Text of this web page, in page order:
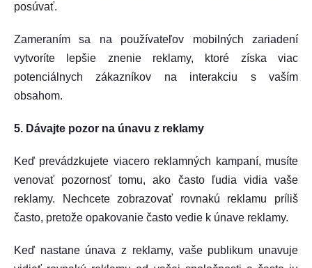
posúvať.
Zameraním sa na používateľov mobilných zariadení
vytvoríte lepšie znenie reklamy, ktoré získa viac
potenciálnych zákazníkov na interakciu s vaším
obsahom.
5. Dávajte pozor na únavu z reklamy
Keď prevádzkujete viacero reklamných kampaní, musíte
venovať pozornosť tomu, ako často ľudia vidia vaše
reklamy. Nechcete zobrazovať rovnakú reklamu príliš
často, pretože opakovanie často vedie k únave reklamy.
Keď nastane únava z reklamy, vaše publikum unavuje